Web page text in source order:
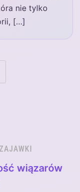
nie tylko
[…]
wiązarów